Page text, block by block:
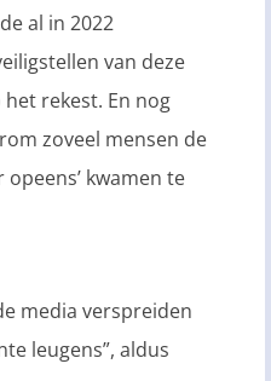
al in 2022
van deze
rekest. En nog
zoveel mensen de
kwamen te
media verspreiden
leugens”, aldus